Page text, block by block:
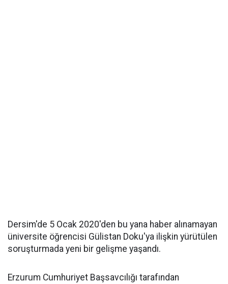
Dersim'de 5 Ocak 2020'den bu yana haber alınamayan
üniversite öğrencisi Gülistan Doku'ya ilişkin yürütülen
soruşturmada yeni bir gelişme yaşandı.
Erzurum Cumhuriyet Başsavcılığı tarafından